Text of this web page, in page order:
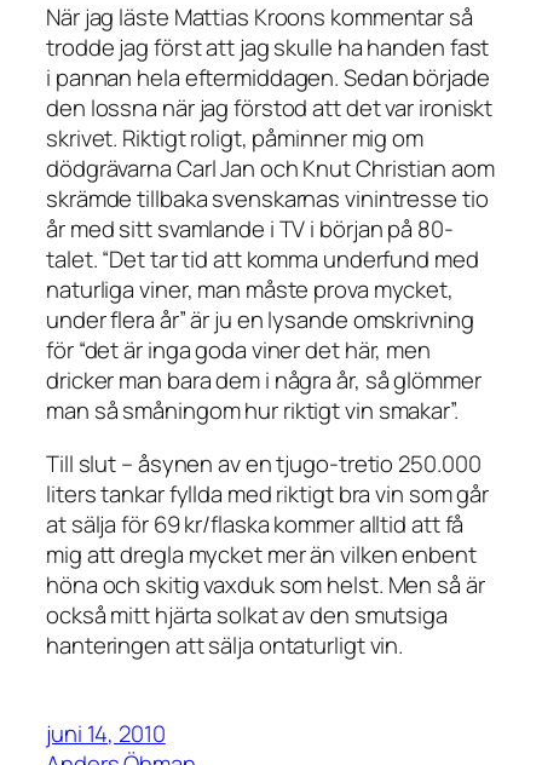
När jag läste Mattias Kroons kommentar så
trodde jag först att jag skulle ha handen fast
i pannan hela eftermiddagen. Sedan började
den lossna när jag förstod att det var ironiskt
skrivet. Riktigt roligt, påminner mig om
dödgrävarna Carl Jan och Knut Christian aom
skrämde tillbaka svenskarnas vinintresse tio
år med sitt svamlande i TV i början på 80-
talet. “Det tar tid att komma underfund med
naturliga viner, man måste prova mycket,
under flera år” är ju en lysande omskrivning
för “det är inga goda viner det här, men
dricker man bara dem i några år, så glömmer
man så småningom hur riktigt vin smakar”.
Till slut – åsynen av en tjugo-tretio 250.000
liters tankar fyllda med riktigt bra vin som går
at sälja för 69 kr/flaska kommer alltid att få
mig att dregla mycket mer än vilken enbent
höna och skitig vaxduk som helst. Men så är
också mitt hjärta solkat av den smutsiga
hanteringen att sälja ontaturligt vin.
juni 14, 2010